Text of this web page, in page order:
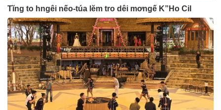
Tĭng to hngêi nếo-túa lĕm tro dêi mơngế K”Ho Cil